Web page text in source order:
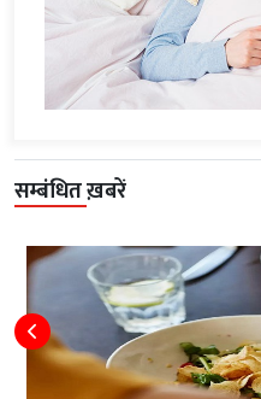
सम्बंधित ख़बरें